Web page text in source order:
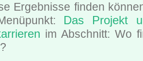
Ergebnisse finden
Das Projekt
im Abschnitt: Wo